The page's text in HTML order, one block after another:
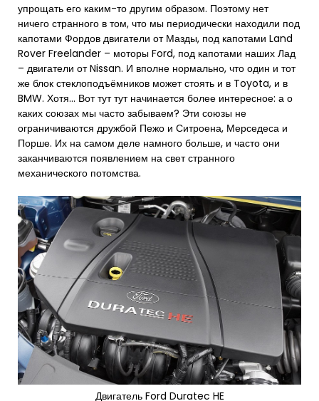
упрощать его каким-то другим образом. Поэтому нет
ничего странного в том, что мы периодически находили под
капотами Фордов двигатели от Мазды, под капотами Land
Rover Freelander – моторы Ford, под капотами наших Лад
– двигатели от Nissan. И вполне нормально, что один и тот
же блок стеклоподъёмников может стоять и в Toyota, и в
BMW. Хотя… Вот тут тут начинается более интересное: а о
каких союзах мы часто забываем? Эти союзы не
ограничиваются дружбой Пежо и Ситроена, Мерседеса и
Порше. Их на самом деле намного больше, и часто они
заканчиваются появлением на свет странного
механического потомства.
Двигатель Ford Duratec HE